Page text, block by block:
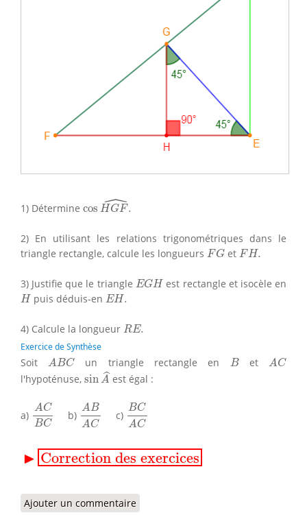
1) Détermine cos ˆ
HGF.
HGF^
2) En utilisant les relations trigonométriques dans le
triangle rectangle, calcule les longueurs FG
FG et FH.
FH.
3) Justifie que le triangle EGH
EGH est rectangle et isocèle en
H
Hpuis déduis-en EH.
EH.
4) Calcule la longueur RE.
RE.
Exercice de Synthèse
Soit ABC
A BC un triangle rectangle en B
Bet AC
AC
l'hypoténuse, sin ˆ
A
sin A^
est égal :
a)
AC
BC
ACB
b)
AB
AC
ABA
c)
BC
AC
BCA
▶ Correction des exercices
Correction des exercices
Ajouter un commentaire